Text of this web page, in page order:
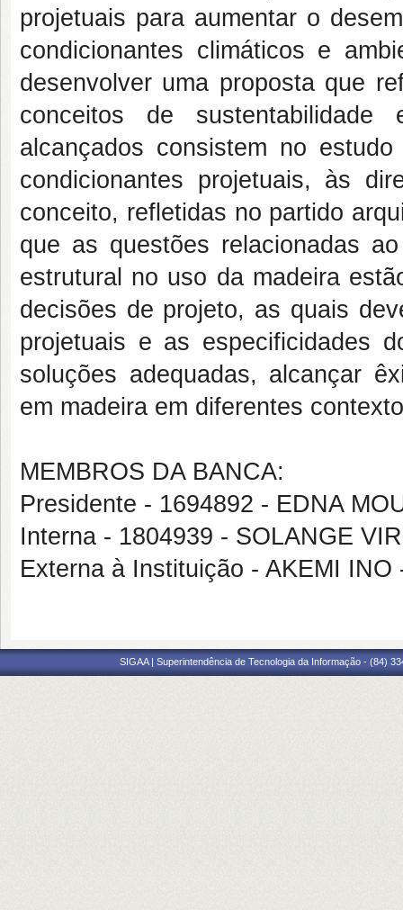
projetuais para aumentar o
condicionantes climáticos e
desenvolver uma proposta que
conceitos de sustentabilidade
alcançados consistem no
condicionantes projetuais, às
conceito, refletidas no partido
que as questões relacionadas
estrutural no uso da madeira
decisões de projeto, as quais
projetuais e as especificidades
soluções adequadas, alcançar
em madeira em diferentes
MEMBROS DA BANCA:
Presidente - 1694892 - EDNA
Interna - 1804939 - SOLANGE
Externa à Instituição - AKEMI INO
SIGAA | Superintendência de Tecnologia da Informação - (84)